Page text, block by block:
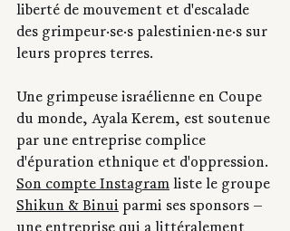
liberté de mouvement et d'escalade
des grimpeur·se·s palestinien·ne·s sur
leurs propres terres.
Une grimpeuse israélienne en Coupe
du monde, Ayala Kerem, est soutenue
par une entreprise complice
d'épuration ethnique et d'oppression.
Son compte Instagram liste le groupe
Shikun & Binui parmi ses sponsors —